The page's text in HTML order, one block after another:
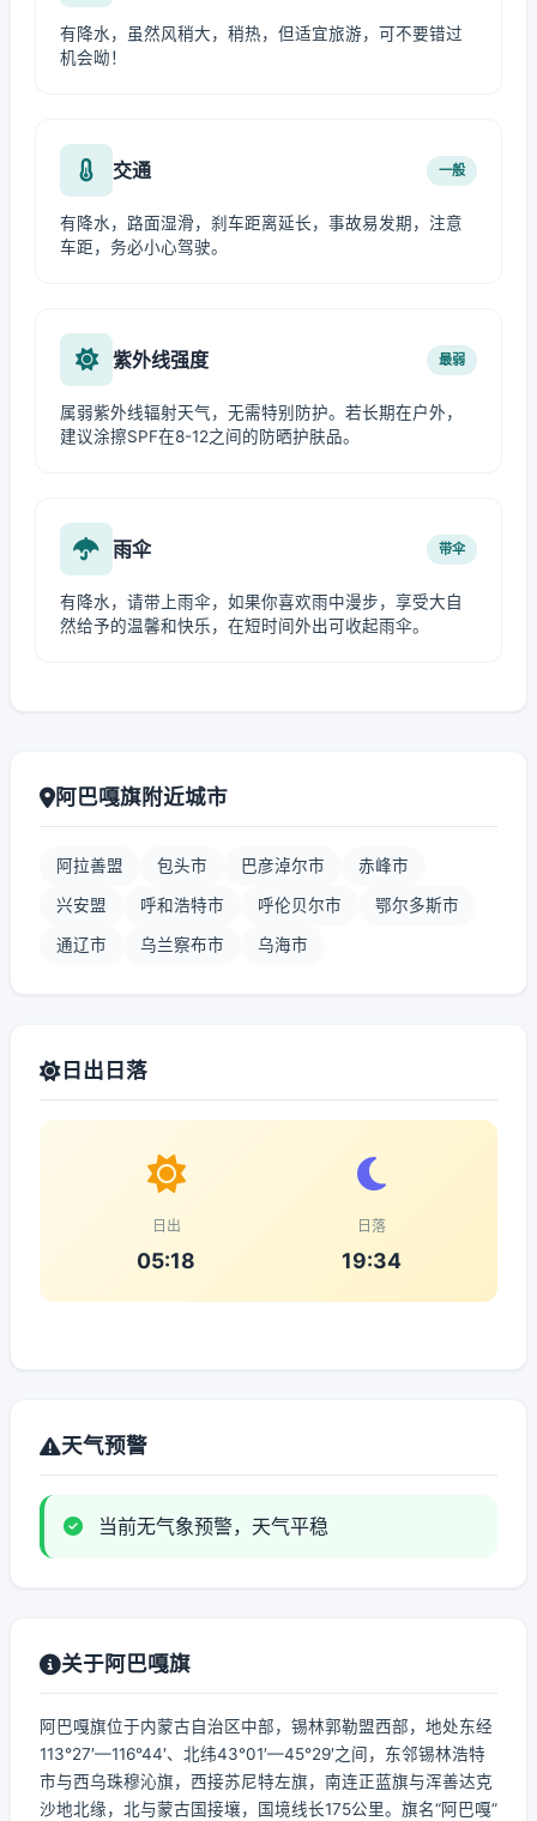
有降水，虽然风稍大，稍热，但适宜旅游，可不要错过
机会呦！
交通 一般
有降水，路面湿滑，刹车距离延长，事故易发期，注意
车距，务必小心驾驶。
紫外线强度 最弱
属弱紫外线辐射天气，无需特别防护。若长期在户外，
建议涂擦SPF在8-12之间的防晒护肤品。
雨伞 带伞
有降水，请带上雨伞，如果你喜欢雨中漫步，享受大自
然给予的温馨和快乐，在短时间外出可收起雨伞。
阿巴嘎旗附近城市
阿拉善盟 包头市 巴彦淖尔市 赤峰市
兴安盟 呼和浩特市 呼伦贝尔市 鄂尔多斯市
通辽市 乌兰察布市 乌海市
日出日落
日出
05:18
日落
19:34
天气预警
当前无气象预警，天气平稳
关于阿巴嘎旗
阿巴嘎旗位于内蒙古自治区中部，锡林郭勒盟西部，地处东经
113°27′—116°44′、北纬43°01′—45°29′之间，东邻锡林浩特
市与西乌珠穆沁旗，西接苏尼特左旗，南连正蓝旗与浑善达克
沙地北缘，北与蒙古国接壤，国境线长175公里。旗名“阿巴嘎”